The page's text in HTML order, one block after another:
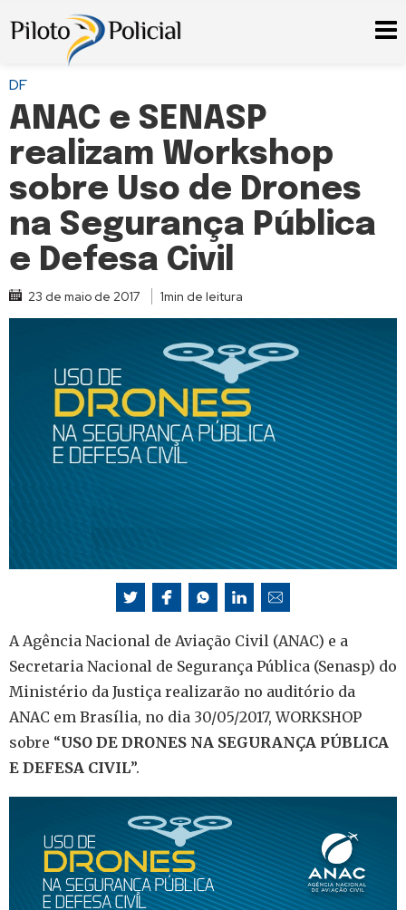
DF
ANAC e SENASP
realizam Workshop
sobre Uso de Drones
na Segurança Pública
e Defesa Civil
23 de maio de 2017 1min de leitura
A Agência Nacional de Aviação Civil (ANAC) e a
Secretaria Nacional de Segurança Pública (Senasp) do
Ministério da Justiça realizarão no auditório da
ANAC em Brasília, no dia 30/05/2017, WORKSHOP
sobre “USO DE DRONES NA SEGURANÇA PÚBLICA
E DEFESA CIVIL”.